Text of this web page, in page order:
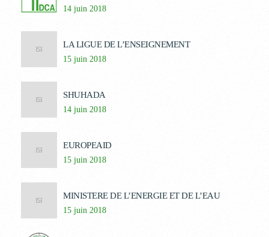
14 juin 2018
LA LIGUE DE L’ENSEIGNEMENT
15 juin 2018
SHUHADA
14 juin 2018
EUROPEAID
15 juin 2018
MINISTERE DE L’ENERGIE ET DE L’EAU
15 juin 2018